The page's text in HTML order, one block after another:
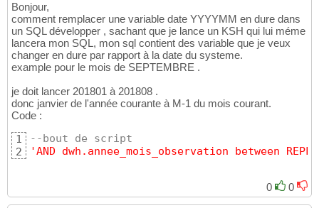
Bonjour,
comment remplacer une variable date YYYYMM en dure dans
un SQL développer , sachant que je lance un KSH qui lui méme
lancera mon SQL, mon sql contient des variable que je veux
changer en dure par rapport à la date du systeme.
example pour le mois de SEPTEMBRE .
je doit lancer 201801 à 201808 .
donc janvier de l'année courante à M-1 du mois courant.
Code :
1
2
--bout de script
'AND dwh.annee_mois_observation between
0 0